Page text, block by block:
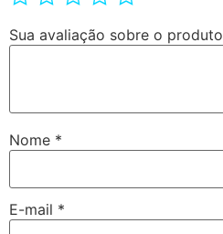
Sua avaliação sobre o produto
Nome *
E-mail *